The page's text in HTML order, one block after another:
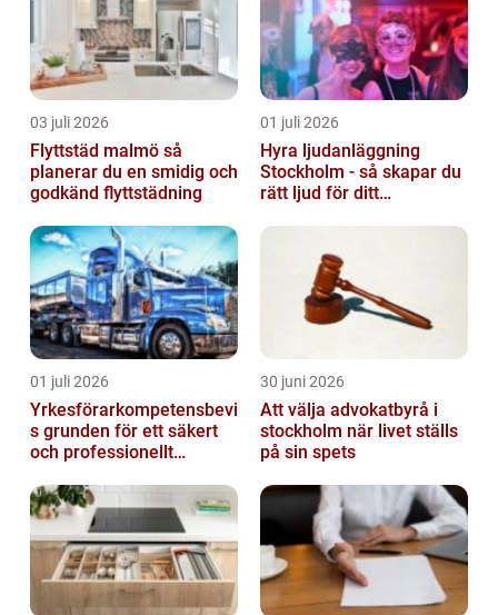
03 juli 2026
Flyttstäd malmö så
planerar du en smidig och
godkänd flyttstädning
01 juli 2026
Hyra ljudanläggning
Stockholm - så skapar du
rätt ljud för ditt
01 juli 2026
Yrkesförarkompetensbevi
s grunden för ett säkert
och professionellt
30 juni 2026
Att välja advokatbyrå i
stockholm när livet ställs
på sin spets